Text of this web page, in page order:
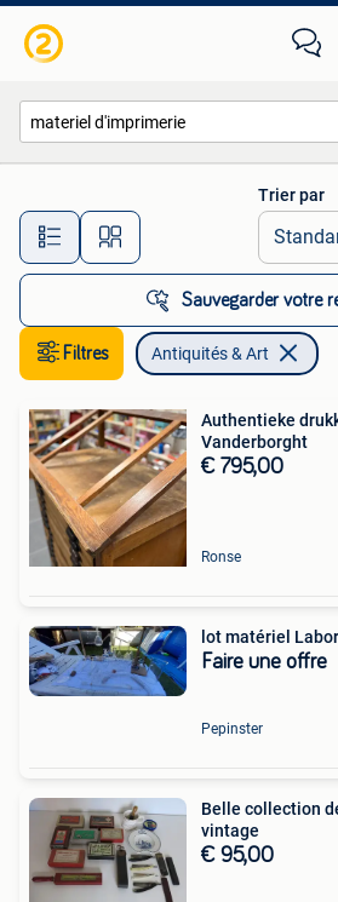
Toutes les
Trier par
Sauvegarder votre
Filtres Antiquités & Art
Authentieke
Vanderborght
€ 795,00
Ronse
lot matériel
Faire une offre
Pepinster
Belle collection
vintage
€ 95,00